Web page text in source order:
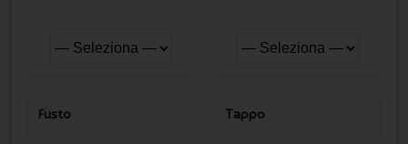
Fusto Tappo